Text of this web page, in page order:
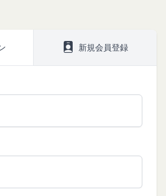
新規会員登録
スの利用に関して、書面の送付、
、当社ウェブサイト上における掲
当と認める方法により会員に通知
ものとし、会員はこれに同意す
行う場合、会員が申込時（変更手
、当該変更時とします。）に届
して通知を行えば足りるものと
。